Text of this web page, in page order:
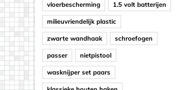
vloerbescherming 1.5 volt batterijen
milieuvriendelijk plastic
zwarte wandhaak schroefogen
passer nietpistool
wasknijper set paars